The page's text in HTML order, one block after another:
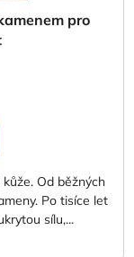
pro
Od běžných
Po tisíce let
sílu,...